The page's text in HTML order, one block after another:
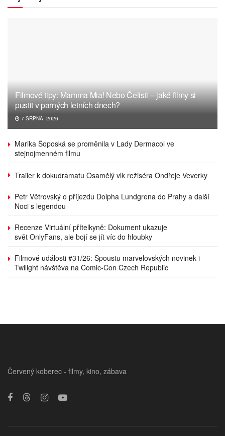
Filmové tipy: Mamma Mia! Nebo Čelisti – jaké filmy si
pustit v parných letních dnech?
7 SRPNA, 2026
Marika Šoposká se proměnila v Lady Dermacol ve
stejnojmenném filmu
Trailer k dokudramatu Osamělý vlk režiséra Ondřeje Veverky
Petr Větrovský o příjezdu Dolpha Lundgrena do Prahy a další
Noci s legendou
Recenze Virtuální přítelkyně: Dokument ukazuje
svět OnlyFans, ale bojí se jít víc do hloubky
Filmové události #31/26: Spoustu marvelovských novinek i
Twilight návštěva na Comic-Con Czech Republic
Červený koberec - filmy, kino, zábava